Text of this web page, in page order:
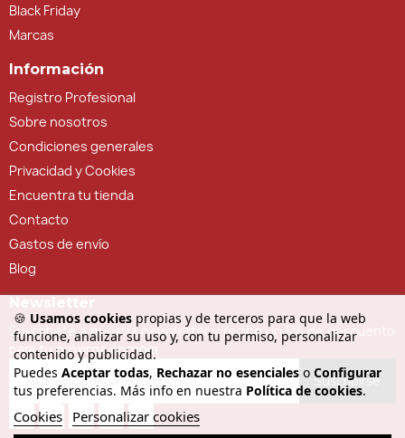
🍪 Usamos cookies propias y de terceros para que la web
funcione, analizar su uso y, con tu permiso, personalizar
contenido y publicidad.
Puedes Aceptar todas, Rechazar no esenciales o Configurar
tus preferencias. Más info en nuestra Política de cookies.
Cookies Personalizar cookies
Black Friday
Marcas
Información
Registro Profesional
Sobre nosotros
Condiciones generales
Privacidad y Cookies
Encuentra tu tienda
Contacto
Gastos de envío
Blog
Suscríbete a nuestra newsletter y recibe un 5% de descuento
para tu próxima compra
Suscribirse